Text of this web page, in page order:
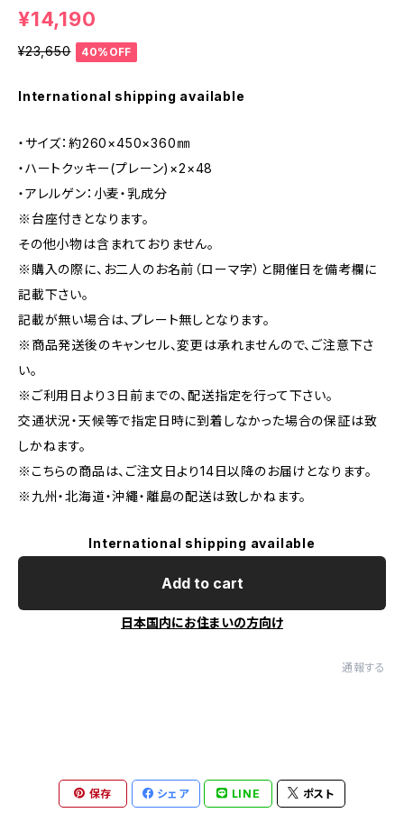
¥14,190
¥23,650 40%OFF
International shipping available
・サイズ：約260×450×360㎜
・ハートクッキー(プレーン)×2×48
・アレルゲン：小麦・乳成分
※台座付きとなります。
その他小物は含まれておりません。
※購入の際に、お二人のお名前（ローマ字）と開催日を備考欄に
記載下さい。
記載が無い場合は、プレート無しとなります。
※商品発送後のキャンセル、変更は承れませんので、ご注意下さ
い。
※ご利用日より３日前までの、配送指定を行って下さい。
交通状況・天候等で指定日時に到着しなかった場合の保証は致
しかねます。
※こちらの商品は、ご注文日より14日以降のお届けとなります。
※九州・北海道・沖繩・離島の配送は致しかねます。
International shipping available
Add to cart
日本国内にお住まいの方向け
通報する
保存 シェア LINE ポスト